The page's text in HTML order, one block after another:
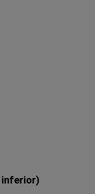
inferior)